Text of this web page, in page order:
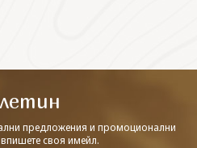
предложения и промоционални
своя имейл.